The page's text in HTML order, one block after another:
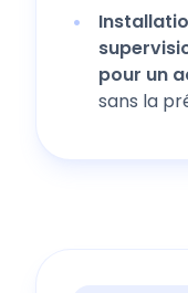
pour un
sans la